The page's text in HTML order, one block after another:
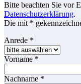
Bitte beachten Sie vor
Datenschutzerklärung.
Die mit *
Anrede *
Vorname *
Nachname *